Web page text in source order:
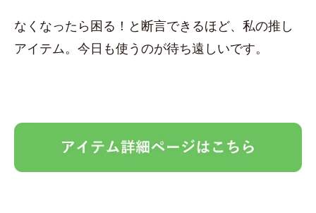
なくなったら困る！と断言できるほど、私の推し
アイテム。今日も使うのが待ち遠しいです。